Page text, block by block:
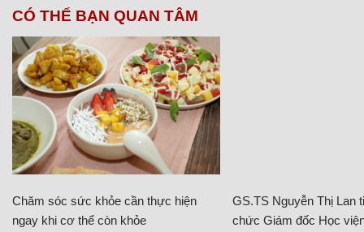
CÓ THỂ BẠN QUAN TÂM
Chăm sóc sức khỏe cần thực hiện
ngay khi cơ thể còn khỏe
GS.TS Nguyễn Thị Lan
chức Giám đốc Học